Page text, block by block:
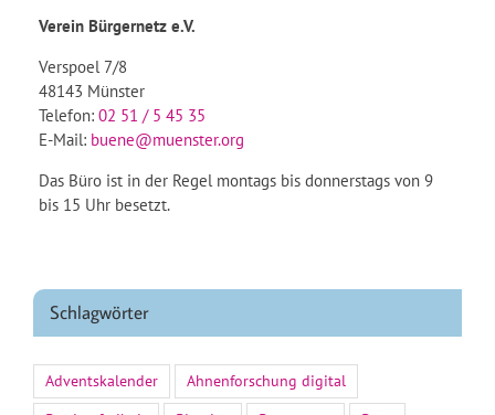
Verein Bürgernetz e.V.
Verspoel 7/8
48143 Münster
Telefon: 02 51 / 5 45 35
E-Mail: buene@muenster.org
Das Büro ist in der Regel montags bis donnerstags von 9
bis 15 Uhr besetzt.
Schlagwörter
Adventskalender
Ahnenforschung digital